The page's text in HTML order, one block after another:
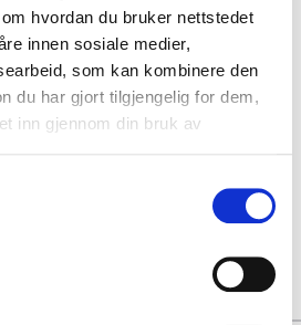
hvordan du bruker nettstedet
innen sosiale medier,
som kan kombinere den
du har gjort tilgjengelig for dem,
inn gjennom din bruk av
FRA